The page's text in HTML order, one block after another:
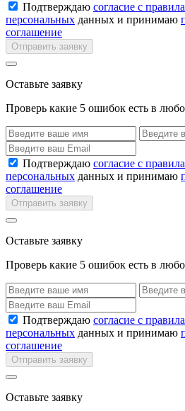
Подтверждаю согласие с
персональных данных и принимаю
соглашение
Отправить заявку
Оставьте заявку
Проверь какие 5 ошибок есть в
Подтверждаю согласие с
персональных данных и принимаю
соглашение
Отправить заявку
Оставьте заявку
Проверь какие 5 ошибок есть в
Подтверждаю согласие с
персональных данных и принимаю
соглашение
Отправить заявку
Оставьте заявку